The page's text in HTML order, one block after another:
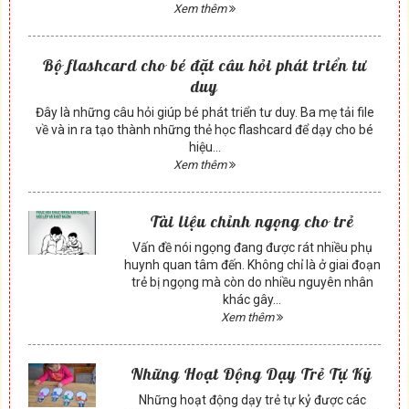
Xem thêm
Bộ flashcard cho bé đặt câu hỏi phát triển tư
duy
Đây là những câu hỏi giúp bé phát triển tư duy. Ba mẹ tải file
về và in ra tạo thành những thẻ học flashcard để dạy cho bé
hiệu...
Xem thêm
Tài liệu chỉnh ngọng cho trẻ
Vấn đề nói ngọng đang được rát nhiều phụ
huynh quan tâm đến. Không chỉ là ở giai đoạn
trẻ bị ngọng mà còn do nhiều nguyên nhân
khác gây...
Xem thêm
Những Hoạt Động Dạy Trẻ Tự Kỷ
Những hoạt động dạy trẻ tự kỷ được các